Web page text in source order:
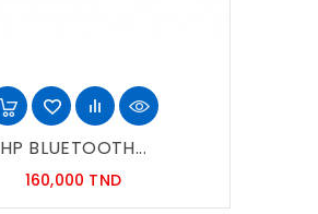
HP BLUETOOTH...
160,000 TNDPrix